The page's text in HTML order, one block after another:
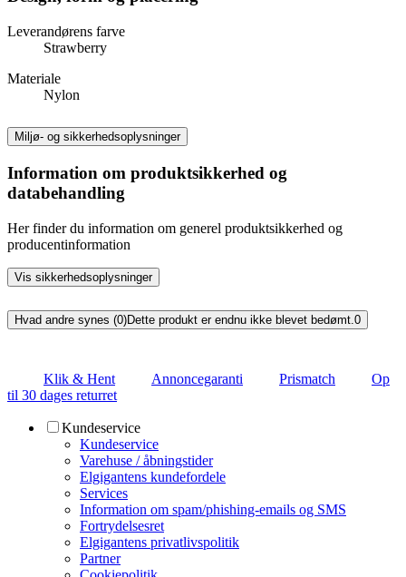
Leverandørens farve
Strawberry
Materiale
Nylon
Miljø- og sikkerhedsoplysninger
Information om produktsikkerhed og
databehandling
Her finder du information om generel produktsikkerhed og
producentinformation
Vis sikkerhedsoplysninger
Hvad andre synes (0)Dette produkt er endnu ikke blevet bedømt.0
Klik & Hent Annoncegaranti Prismatch
Op
til 30 dages returret
Kundeservice
Kundeservice
Varehuse / åbningstider
Elgigantens kundefordele
Services
Information om spam/phishing-emails og SMS
Fortrydelsesret
Elgigantens privatlivspolitik
Partner